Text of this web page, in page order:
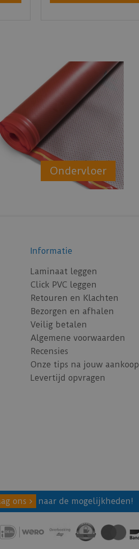
Ondervloer
Informatie
Laminaat leggen
Click PVC leggen
Retouren en Klachten
Bezorgen en afhalen
Veilig betalen
Algemene voorwaarden
Recensies
Onze tips na jouw aankoop
Levertijd opvragen
ons naar de mogelijkheden!